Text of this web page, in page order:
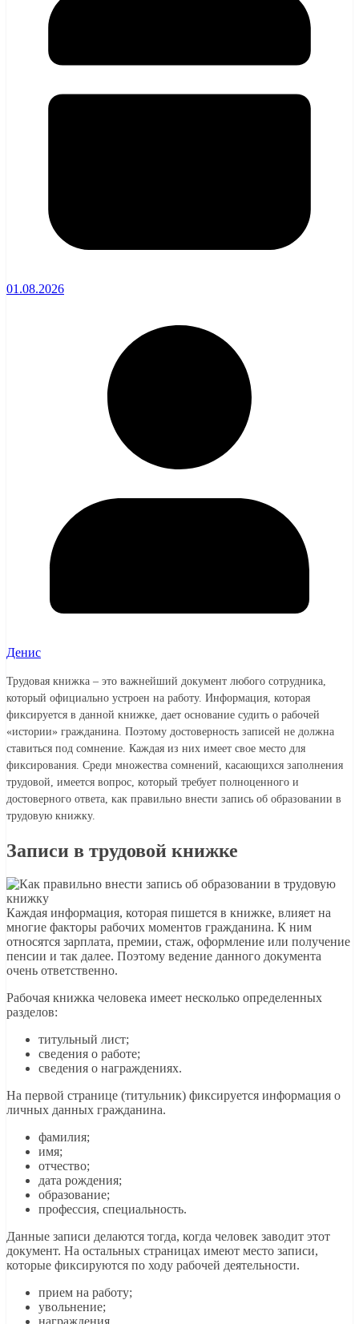
01.08.2026
Денис
Трудовая книжка – это важнейший документ любого сотрудника,
который официально устроен на работу. Информация, которая
фиксируется в данной книжке, дает основание судить о рабочей
«истории» гражданина. Поэтому достоверность записей не должна
ставиться под сомнение. Каждая из них имеет свое место для
фиксирования. Среди множества сомнений, касающихся заполнения
трудовой, имеется вопрос, который требует полноценного и
достоверного ответа, как правильно внести запись об образовании в
трудовую книжку.
Записи в трудовой книжке
Каждая информация, которая пишется в книжке, влияет на
многие факторы рабочих моментов гражданина. К ним
относятся зарплата, премии, стаж, оформление или получение
пенсии и так далее. Поэтому ведение данного документа
очень ответственно.
Рабочая книжка человека имеет несколько определенных
разделов:
титульный лист;
сведения о работе;
сведения о награждениях.
На первой странице (титульник) фиксируется информация о
личных данных гражданина.
фамилия;
имя;
отчество;
дата рождения;
образование;
профессия, специальность.
Данные записи делаются тогда, когда человек заводит этот
документ. На остальных страницах имеют место записи,
которые фиксируются по ходу рабочей деятельности.
прием на работу;
увольнение;